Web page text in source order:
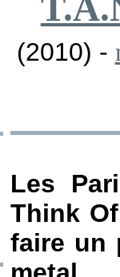
(2010) -
Les
Think
faire un